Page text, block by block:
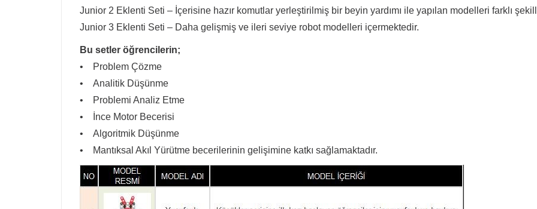
Junior 2 Eklenti Seti – İçerisine hazır komutlar yerleştirilmiş bir beyin yardımı ile yapılan modelleri farklı
Junior 3 Eklenti Seti – Daha gelişmiş ve ileri seviye robot modelleri içermektedir.
Bu setler öğrencilerin;
• Problem Çözme
• Analitik Düşünme
• Problemi Analiz Etme
• İnce Motor Becerisi
• Algoritmik Düşünme
• Mantıksal Akıl Yürütme becerilerinin gelişimine katkı sağlamaktadır.